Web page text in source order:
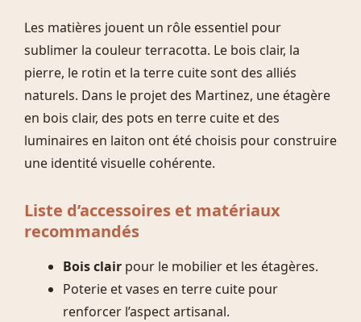
Les matières jouent un rôle essentiel pour
sublimer la couleur terracotta. Le bois clair, la
pierre, le rotin et la terre cuite sont des alliés
naturels. Dans le projet des Martinez, une étagère
en bois clair, des pots en terre cuite et des
luminaires en laiton ont été choisis pour construire
une identité visuelle cohérente.
Liste d’accessoires et matériaux
recommandés
Bois clair pour le mobilier et les étagères.
Poterie et vases en terre cuite pour
renforcer l’aspect artisanal.